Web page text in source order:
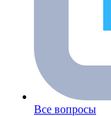
Все вопросы